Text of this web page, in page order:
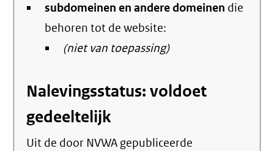
link)
subdomeinen en andere domeinen die
behoren tot de website:
(niet van toepassing)
Nalevingsstatus: voldoet
gedeeltelijk
Uit de door NVWA gepubliceerde